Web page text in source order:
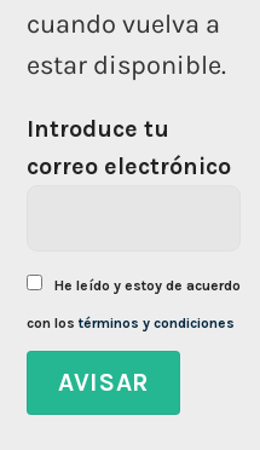
cuando vuelva a
estar disponible.
Introduce tu
correo electrónico
He leído y estoy de acuerdo
con lostérminos y condiciones